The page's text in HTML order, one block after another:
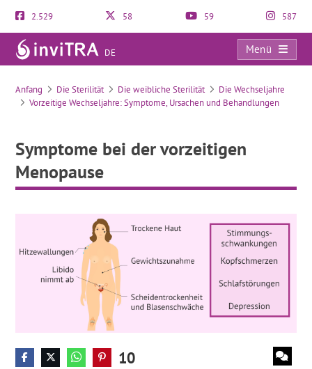
2.529 58 59 587
DE
Menü
Symptome bei der vorzeitigen Menopause
Anfang Die Sterilität Die weibliche Sterilität
Die Wechseljahre
Vorzeitige Wechseljahre: Symptome, Ursachen und Behandlungen
Symptome bei der vorzeitigen
Menopause
10